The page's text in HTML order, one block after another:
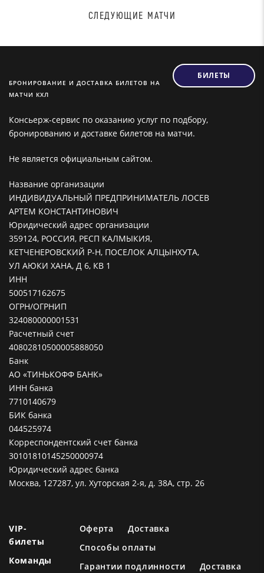
СЛЕДУЮЩИЕ МАТЧИ
БРОНИРОВАНИЕ И ДОСТАВКА БИЛЕТОВ НА
МАТЧИ КХЛ
БИЛЕТЫ
Консьерж-сервис по оказанию услуг по подбору,
бронированию и доставке билетов на матчи.
Не является официальным сайтом.
Название организации
ИНДИВИДУАЛЬНЫЙ ПРЕДПРИНИМАТЕЛЬ ЛОСЕВ
АРТЕМ КОНСТАНТИНОВИЧ
Юридический адрес организации
359124, РОССИЯ, РЕСП КАЛМЫКИЯ,
КЕТЧЕНЕРОВСКИЙ Р-Н, ПОСЕЛОК АЛЦЫНХУТА,
УЛ АЮКИ ХАНА, Д 6, КВ 1
ИНН
500517162675
ОГРН/ОГРНИП
324080000001531
Расчетный счет
40802810500005888050
Банк
АО «ТИНЬКОФФ БАНК»
ИНН банка
7710140679
БИК банка
044525974
Корреспондентский счет банка
30101810145250000974
Юридический адрес банка
Москва, 127287, ул. Хуторская 2-я, д. 38А, стр. 26
VIP-
билеты
Команды
Оферта
Доставка
Способы оплаты
Гарантии подлинности
Доставка